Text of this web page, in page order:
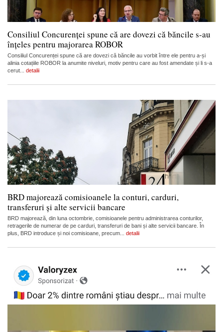
Consiliul Concurenței spune că are dovezi că băncile s-au
înțeles pentru majorarea ROBOR
Consiliul Concurenței spune că are dovezi că băncile au vorbit între ele pentru a-și
alinia cotațiile ROBOR la anumite niveluri, motiv pentru care au fost amendate și li s-a
cerut... detalii
BRD majorează comisioanele la conturi, carduri,
transferuri și alte servicii bancare
BRD majorează, din luna octombrie, comisioanele pentru administrarea conturilor,
retragerile de numerar de pe carduri, transferuri de bani și alte servicii bancare. În
plus, BRD introduce și noi comisioane, precum... detalii